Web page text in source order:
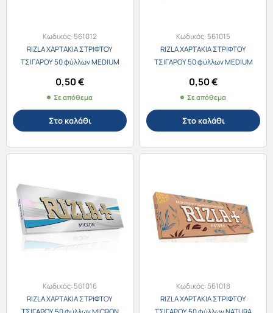
Κωδικός:561012
RIZLA ΧΑΡΤΑΚΙΑ ΣΤΡΙΦΤΟΥ
ΤΣΙΓΑΡΟΥ 50 φύλλων MEDIUM
0,50€
Σε απόθεμα
Στο καλάθι
Κωδικός:561015
RIZLA ΧΑΡΤΑΚΙΑ ΣΤΡΙΦΤΟΥ
ΤΣΙΓΑΡΟΥ 50 φύλλων MEDIUM
0,50€
Σε απόθεμα
Στο καλάθι
Κωδικός:561016
RIZLA ΧΑΡΤΑΚΙΑ ΣΤΡΙΦΤΟΥ
Κωδικός:561018
RIZLA ΧΑΡΤΑΚΙΑ ΣΤΡΙΦΤΟΥ